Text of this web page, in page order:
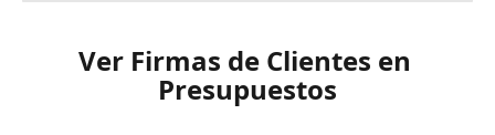
Ver Firmas de Clientes en
Presupuestos